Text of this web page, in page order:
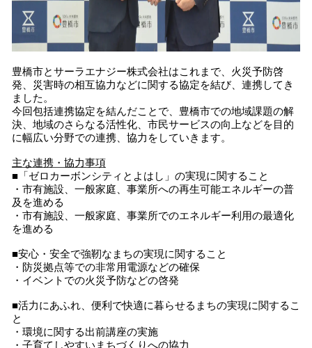
豊橋市とサーラエナジー株式会社はこれまで、火災予防啓
発、災害時の相互協力などに関する協定を結び、連携してき
ました。
今回包括連携協定を結んだことで、豊橋市での地域課題の解
決、地域のさらなる活性化、市民サービスの向上などを目的
に幅広い分野での連携、協力をしていきます。
主な連携・協力事項
■「ゼロカーボンシティとよはし」の実現に関すること
・市有施設、一般家庭、事業所への再生可能エネルギーの普
及を進める
・市有施設、一般家庭、事業所でのエネルギー利用の最適化
を進める
■安心・安全で強靭なまちの実現に関すること
・防災拠点等での非常用電源などの確保
・イベントでの火災予防などの啓発
■活力にあふれ、便利で快適に暮らせるまちの実現に関するこ
と
・環境に関する出前講座の実施
・子育てしやすいまちづくりへの協力